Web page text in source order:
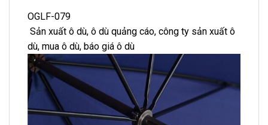
OGLF-079
Sản xuất ô dù, ô dù quảng cáo, công ty sản xuất ô
dù, mua ô dù, báo giá ô dù